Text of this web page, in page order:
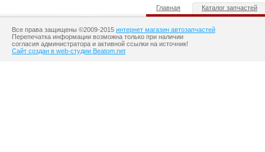
Главная Каталог запчастей
Все права защищены ©2009-2015 интернет магазин автозапчастей
Перепечатка информации возможна только при наличии
согласия администратора и активной ссылки на источник!
Сайт создан в web-студии Beatom.net